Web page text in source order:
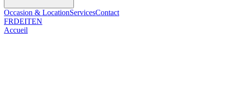
Occasion & LocationServicesContact
FRDEITEN
Accueil